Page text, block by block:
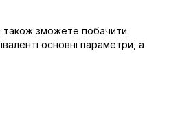
також зможете побачити
основні параметри, а